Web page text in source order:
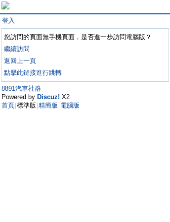
登入
您訪問的頁面無手機頁面，是否進一步訪問電腦版？
繼續訪問
返回上一頁
點擊此鏈接進行跳轉
8891汽車社群
Powered by Discuz! X2
首頁 標準版 精簡版 電腦版